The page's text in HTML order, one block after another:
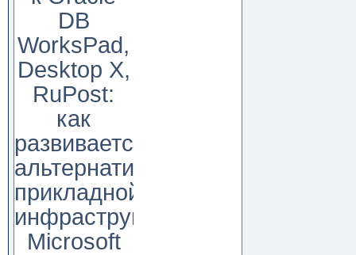
DB
WorksPad,
Desktop X,
RuPost:
как
развивается
альтернатива
прикладной
инфраструктуре
Microsoft